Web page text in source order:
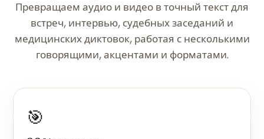
Превращаем аудио и видео в точный текст для
встреч, интервью, судебных заседаний и
медицинских диктовок, работая с несколькими
говорящими, акцентами и форматами.
🎯